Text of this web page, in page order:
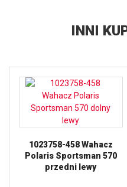
INNI
1023758-458 Wahacz
Polaris Sportsman 570
przedni lewy